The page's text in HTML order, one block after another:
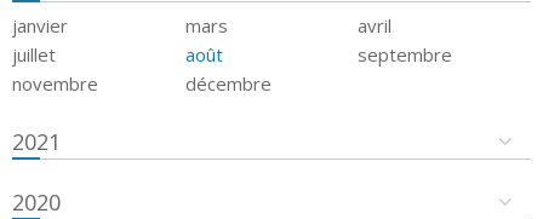
janvier mars
avril
juillet
août
septembre
novembre
décembre
2021
2020